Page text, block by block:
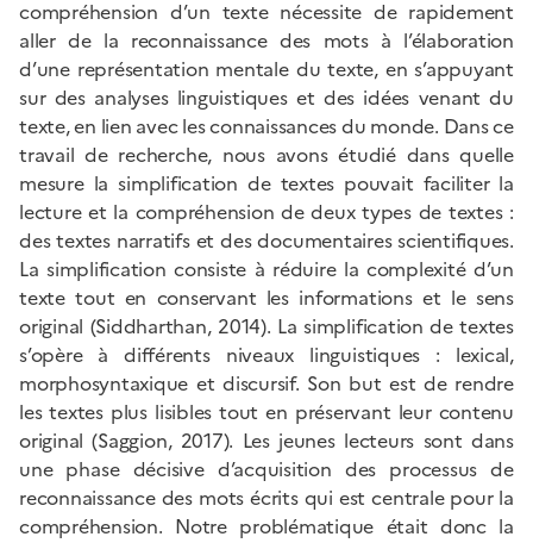
compréhension d’un texte nécessite de rapidement
aller de la reconnaissance des mots à l’élaboration
d’une représentation mentale du texte, en s’appuyant
sur des analyses linguistiques et des idées venant du
texte, en lien avec les connaissances du monde. Dans ce
travail de recherche, nous avons étudié dans quelle
mesure la simplification de textes pouvait faciliter la
lecture et la compréhension de deux types de textes :
des textes narratifs et des documentaires scientifiques.
La simplification consiste à réduire la complexité d’un
texte tout en conservant les informations et le sens
original (Siddharthan, 2014). La simplification de textes
s’opère à différents niveaux linguistiques : lexical,
morphosyntaxique et discursif. Son but est de rendre
les textes plus lisibles tout en préservant leur contenu
original (Saggion, 2017). Les jeunes lecteurs sont dans
une phase décisive d’acquisition des processus de
reconnaissance des mots écrits qui est centrale pour la
compréhension. Notre problématique était donc la